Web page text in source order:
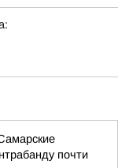
почти